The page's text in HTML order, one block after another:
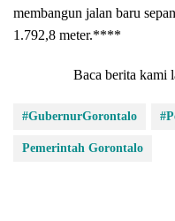
membangun jalan baru
1.792,8 meter.****
Baca berita kami
#GubernurGorontalo
Pemerintah Gorontalo